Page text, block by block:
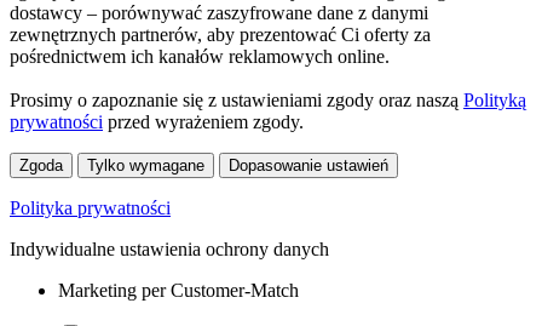
dostawcy – porównywać zaszyfrowane dane z danymi
zewnętrznych partnerów, aby prezentować Ci oferty za
pośrednictwem ich kanałów reklamowych online.
Prosimy o zapoznanie się z ustawieniami zgody oraz naszą Polityką
prywatności przed wyrażeniem zgody.
Zgoda Tylko wymagane Dopasowanie ustawień
Polityka prywatności
Indywidualne ustawienia ochrony danych
Marketing per Customer-Match